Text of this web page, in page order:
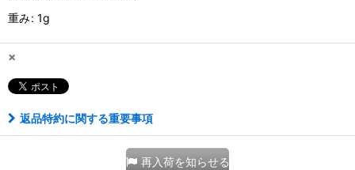
重み: 1g
×
返品特約に関する重要事項
再入荷を知らせる